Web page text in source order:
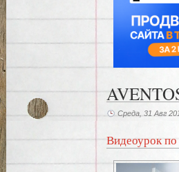
Среда, 31 Авг
Видеоурок